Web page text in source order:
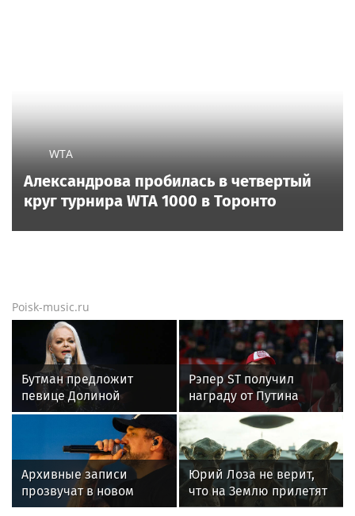
WTA
Александрова пробилась в четвертый
круг турнира WTA 1000 в Торонто
Poisk-music.ru
Бутман предложит
певице Долиной
возглавить вокальное
отделение джазового
Рэпер ST получил
награду от Путина
Архивные записи
прозвучат в новом
фильме о Басте
Юрий Лоза не верит,
что на Землю прилетят
инопланетяне